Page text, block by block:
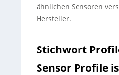
ähnlichen Sensoren
Hersteller.
Stichwort
Sensor Profile